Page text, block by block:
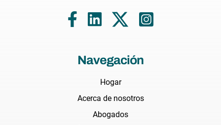
Navegación
Hogar
Acerca de nosotros
Abogados